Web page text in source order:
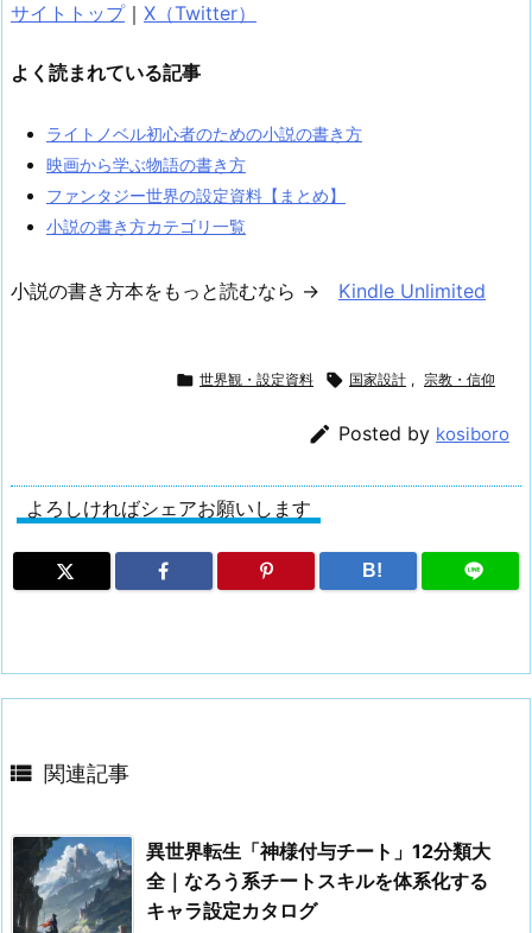
サイトトップ｜ X（Twitter）
よく読まれている記事
ライトノベル初心者のための小説の書き方
映画から学ぶ物語の書き方
ファンタジー世界の設定資料【まとめ】
小説の書き方カテゴリ一覧
小説の書き方本をもっと読むなら → Kindle Unlimited
 世界観・設定資料  国家設計 , 宗教・信仰
 Posted by kosiboro
よろしければシェアお願いします
B!
 関連記事
異世界転生「神様付与チート」12分類大
全｜なろう系チートスキルを体系化する
キャラ設定カタログ